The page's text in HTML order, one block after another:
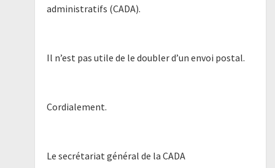
administratifs (CADA).
Il n’est pas utile de le doubler d’un envoi postal.
Cordialement.
Le secrétariat général de la CADA